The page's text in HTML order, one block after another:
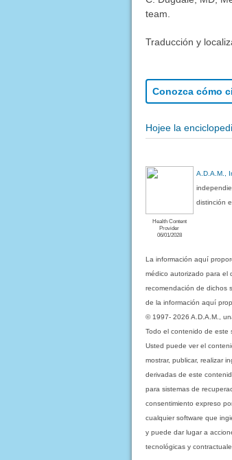
team.
Traducción y
Conozca cómo
Hojee la
Health Content
Provider
06/01/2028
A.D.A.M.,
distinción
La información aquí
médico autorizado para el
recomendación de dichos
de la información aquí
© 1997- 2026 A.D.A.M.,
Todo el contenido de este
Usted puede ver el
mostrar, publicar, realizar
derivadas de este
para sistemas de
consentimiento expreso
cualquier software que
y puede dar lugar a
tecnológicas y